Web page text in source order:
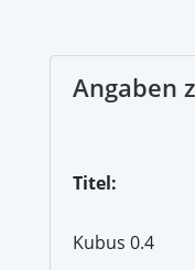
Angaben
Titel:
Kubus 0.4